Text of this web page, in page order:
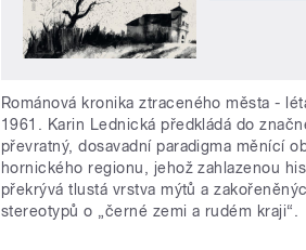
Románová kronika ztraceného města -
1961. Karin Lednická předkládá do
převratný, dosavadní paradigma měnící
hornického regionu, jehož zahlazenou
překrývá tlustá vrstva mýtů a
stereotypů o „černé zemi a rudém kraji“.